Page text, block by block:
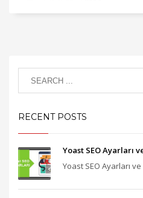
RECENT POSTS
Yoast SEO Ayarları
Yoast SEO Ayarları